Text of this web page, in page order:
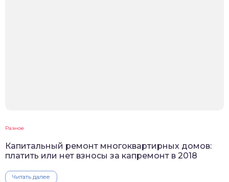
Разное
Капитальный ремонт многоквартирных домов:
платить или нет взносы за капремонт в 2018
Читать далее